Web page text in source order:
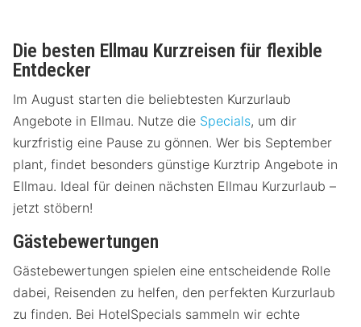
Die besten Ellmau Kurzreisen für flexible
Entdecker
Im August starten die beliebtesten Kurzurlaub
Angebote in Ellmau. Nutze die Specials, um dir
kurzfristig eine Pause zu gönnen. Wer bis September
plant, findet besonders günstige Kurztrip Angebote in
Ellmau. Ideal für deinen nächsten Ellmau Kurzurlaub –
jetzt stöbern!
Gästebewertungen
Gästebewertungen spielen eine entscheidende Rolle
dabei, Reisenden zu helfen, den perfekten Kurzurlaub
zu finden. Bei HotelSpecials sammeln wir echte